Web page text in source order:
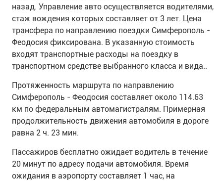
назад. Управление авто осуществляется водителями,
стаж вождения которых составляет от 3 лет. Цена
трансфера по направлению поездки Симферополь -
Феодосия фиксирована. В указанную стоимость
входят транспортные расходы на поездку в
транспортном средстве выбранного класса и вида..
Протяженность маршрута по направлению
Симферополь - Феодосия составляет около 114.63
км по федеральным автомагистралям. Примерная
продолжительность движения автомобиля в дороге
равна 2 ч. 23 мин.
Пассажиров бесплатно ожидает водитель в течение
20 минут по адресу подачи автомобиля. Время
ожидания в аэропорту составляет 1 час, на